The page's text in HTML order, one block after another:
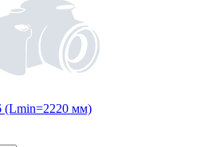
(Lmin=2220 мм)